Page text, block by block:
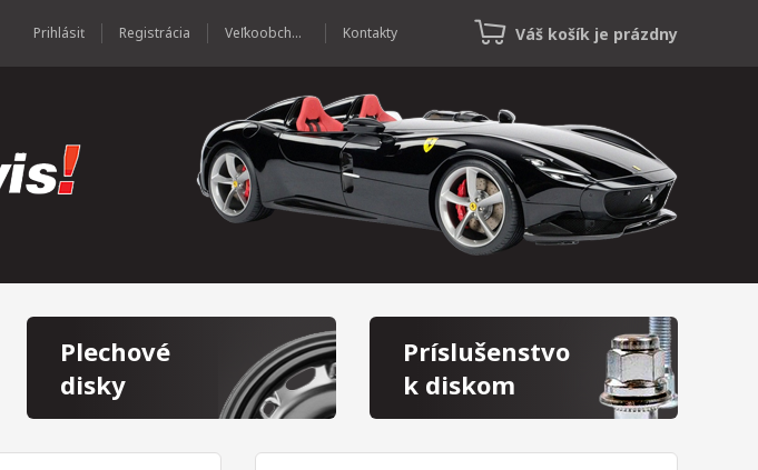
Prihlásiť Registrácia Veľkoobchod Kontakty Váš košík je prázdny
Plechové
disky
Príslušenstvo
k diskom